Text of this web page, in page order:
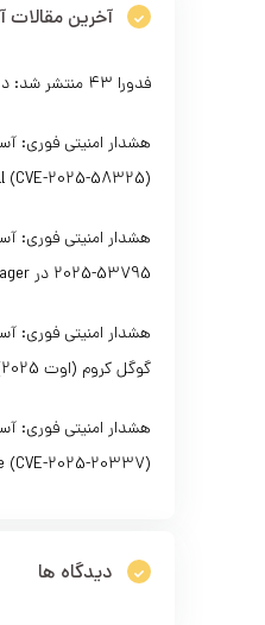
آخرین مقالات
فدورا ۴۳ منتشر شد: دانلود رایگان + راهنمای نصب
هشدار امنیتی فوری:
(CVE-2025-58325)
2025-53795 در Microsoft PC Manager
هشدار امنیتی فوری:
گوگل کروم (اوت 2025)
(CVE-2025-20337)
دیدگاه ها